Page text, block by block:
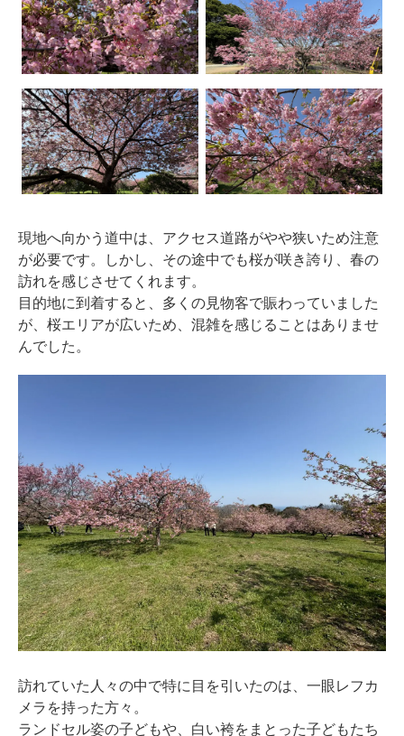
現地へ向かう道中は、アクセス道路がやや狭いため注意
が必要です。しかし、その途中でも桜が咲き誇り、春の
訪れを感じさせてくれます。
目的地に到着すると、多くの見物客で賑わっていました
が、桜エリアが広いため、混雑を感じることはありませ
んでした。
訪れていた人々の中で特に目を引いたのは、一眼レフカ
メラを持った方々。
ランドセル姿の子どもや、白い袴をまとった子どもたち